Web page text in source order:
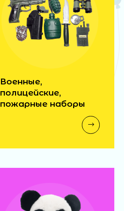
Военные,
полицейские,
пожарные наборы